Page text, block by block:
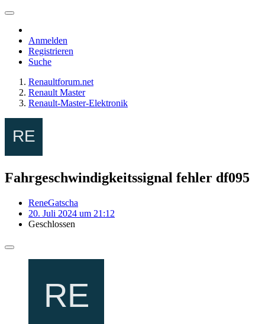
Anmelden
Registrieren
Suche
Renaultforum.net
Renault Master
Renault-Master-Elektronik
Fahrgeschwindigkeitssignal fehler df095
ReneGatscha
20. Juli 2024 um 21:12
Geschlossen